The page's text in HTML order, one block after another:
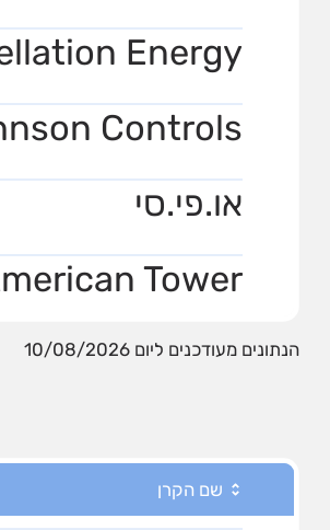
Energy
Controls
או.פי.סי
Tower
הנתונים מעודכנים ליום 10/08/2026
שם הקרן